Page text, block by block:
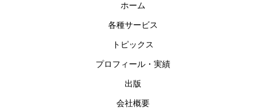
ホーム
各種サービス
トピックス
プロフィール・実績
出版
会社概要